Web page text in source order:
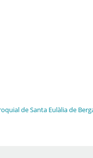
de Santa Eulàlia de